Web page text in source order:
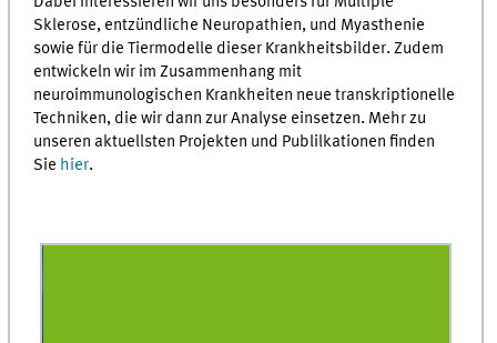
Sklerose, entzündliche Neuropathien, und Myasthenie
sowie für die Tiermodelle dieser Krankheitsbilder. Zudem
entwickeln wir im Zusammenhang mit
neuroimmunologischen Krankheiten neue transkriptionelle
Techniken, die wir dann zur Analyse einsetzen. Mehr zu
unseren aktuellsten Projekten und Publilkationen finden
Sie hier.